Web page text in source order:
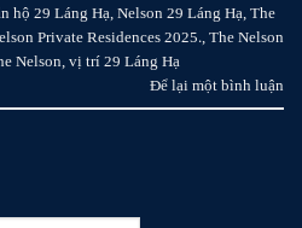
hộ 29 Láng Hạ, Nelson 29 Láng Hạ, The
Private Residences 2025., The Nelson
Nelson, vị trí 29 Láng Hạ
Để lại một bình luận